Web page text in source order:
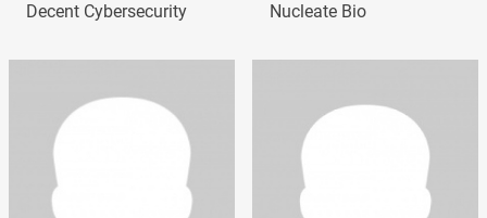
Decent Cybersecurity
Nucleate Bio